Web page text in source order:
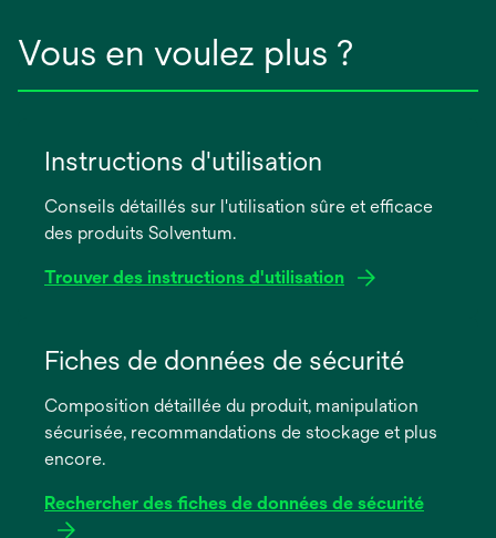
Vous en voulez plus ?
Instructions d'utilisation
Conseils détaillés sur l'utilisation sûre et efficace
des produits Solventum.
Trouver des instructions d'utilisation
dans
nouvel
onglet
Fiches de données de sécurité
Composition détaillée du produit, manipulation
sécurisée, recommandations de stockage et plus
encore.
Rechercher des fiches de données de sécurité